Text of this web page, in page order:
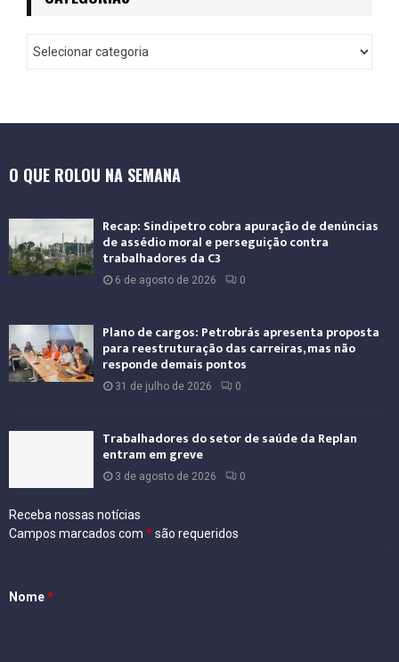
O QUE ROLOU NA SEMANA
Recap: Sindipetro cobra apuração de denúncias
de assédio moral e perseguição contra
trabalhadores da C3
6 de agosto de 2026 0
Plano de cargos: Petrobrás apresenta proposta
para reestruturação das carreiras, mas não
responde demais pontos
31 de julho de 2026 0
Trabalhadores do setor de saúde da Replan
entram em greve
3 de agosto de 2026 0
Receba nossas notícias
Campos marcados com *são requeridos
Nome*